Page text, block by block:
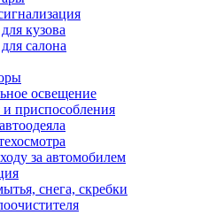
кузова
салона
освещение
приспособления
за автомобилем
снега, скребки